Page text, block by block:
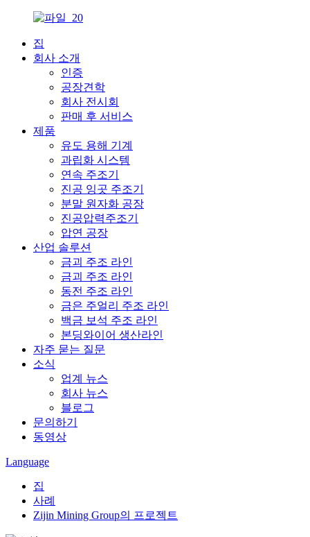
집
회사 소개
인증
공장견학
회사 전시회
판매 후 서비스
제품
유도 용해 기계
과립화 시스템
연속 주조기
진공 잉곳 주조기
분말 원자화 공장
진공압력주조기
압연 공장
산업 솔루션
금괴 주조 라인
금괴 주조 라인
동전 주조 라인
금은 주얼리 주조 라인
백금 보석 주조 라인
본딩와이어 생산라인
자주 묻는 질문
소식
업계 뉴스
회사 뉴스
블로그
문의하기
동영상
Language
집
사례
Zijin Mining Group의 프로젝트